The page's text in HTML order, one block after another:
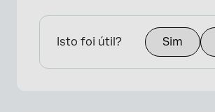
Isto foi útil? Sim